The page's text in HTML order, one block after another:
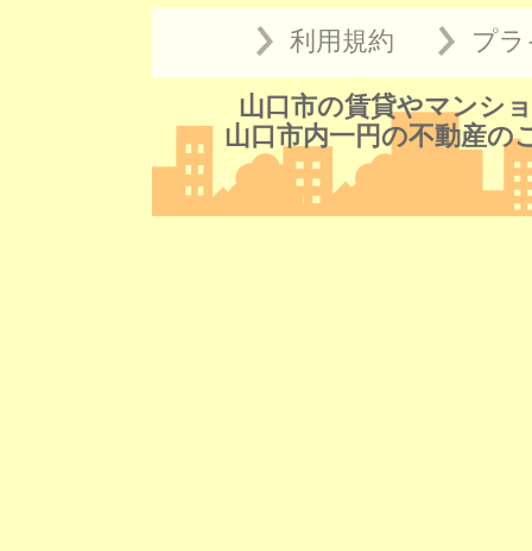
利用規約 プ
山口市の賃貸やマンシ
山口市内一円の不動産の